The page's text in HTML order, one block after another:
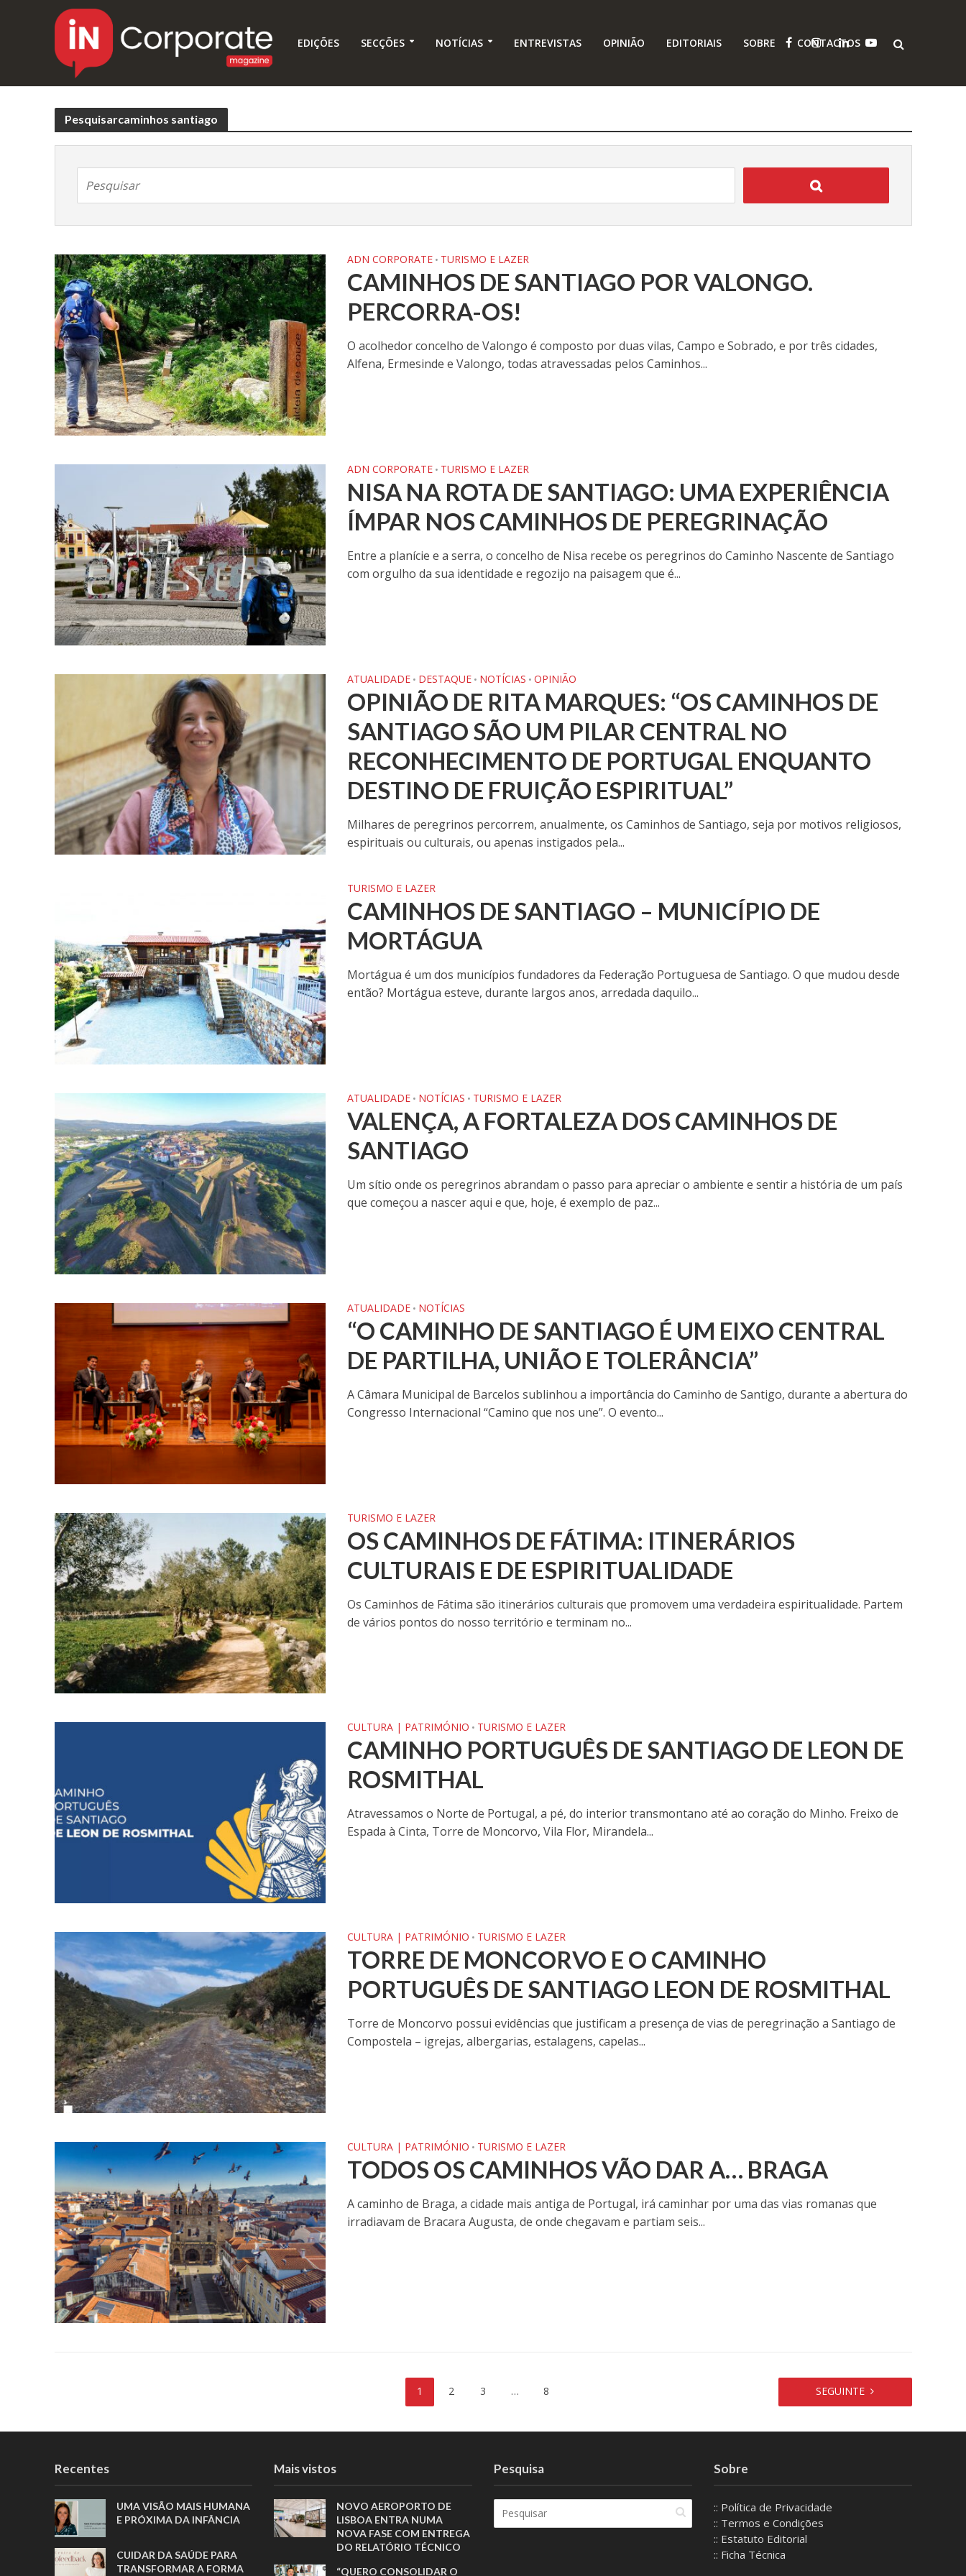
EDIÇÕES SECÇÕES NOTÍCIAS ENTREVISTAS OPINIÃO EDITORIAIS SOBRE CONTACTOS
Pesquisarcaminhos santiago
ADN CORPORATE • TURISMO E LAZER
CAMINHOS DE SANTIAGO POR VALONGO.
PERCORRA-OS!
O acolhedor concelho de Valongo é composto por duas vilas, Campo e Sobrado, e por três cidades,
Alfena, Ermesinde e Valongo, todas atravessadas pelos Caminhos...
ADN CORPORATE • TURISMO E LAZER
NISA NA ROTA DE SANTIAGO: UMA EXPERIÊNCIA
ÍMPAR NOS CAMINHOS DE PEREGRINAÇÃO
Entre a planície e a serra, o concelho de Nisa recebe os peregrinos do Caminho Nascente de Santiago
com orgulho da sua identidade e regozijo na paisagem que é...
ATUALIDADE • DESTAQUE • NOTÍCIAS • OPINIÃO
OPINIÃO DE RITA MARQUES: “OS CAMINHOS DE
SANTIAGO SÃO UM PILAR CENTRAL NO
RECONHECIMENTO DE PORTUGAL ENQUANTO
DESTINO DE FRUIÇÃO ESPIRITUAL”
Milhares de peregrinos percorrem, anualmente, os Caminhos de Santiago, seja por motivos religiosos,
espirituais ou culturais, ou apenas instigados pela...
TURISMO E LAZER
CAMINHOS DE SANTIAGO – MUNICÍPIO DE
MORTÁGUA
Mortágua é um dos municípios fundadores da Federação Portuguesa de Santiago. O que mudou desde
então? Mortágua esteve, durante largos anos, arredada daquilo...
ATUALIDADE • NOTÍCIAS • TURISMO E LAZER
VALENÇA, A FORTALEZA DOS CAMINHOS DE
SANTIAGO
Um sítio onde os peregrinos abrandam o passo para apreciar o ambiente e sentir a história de um país
que começou a nascer aqui e que, hoje, é exemplo de paz...
ATUALIDADE • NOTÍCIAS
“O CAMINHO DE SANTIAGO É UM EIXO CENTRAL
DE PARTILHA, UNIÃO E TOLERÂNCIA”
A Câmara Municipal de Barcelos sublinhou a importância do Caminho de Santigo, durante a abertura do
Congresso Internacional “Camino que nos une”. O evento...
TURISMO E LAZER
OS CAMINHOS DE FÁTIMA: ITINERÁRIOS
CULTURAIS E DE ESPIRITUALIDADE
Os Caminhos de Fátima são itinerários culturais que promovem uma verdadeira espiritualidade. Partem
de vários pontos do nosso território e terminam no...
CULTURA | PATRIMÓNIO • TURISMO E LAZER
CAMINHO PORTUGUÊS DE SANTIAGO DE LEON DE
ROSMITHAL
Atravessamos o Norte de Portugal, a pé, do interior transmontano até ao coração do Minho. Freixo de
Espada à Cinta, Torre de Moncorvo, Vila Flor, Mirandela...
CULTURA | PATRIMÓNIO • TURISMO E LAZER
TORRE DE MONCORVO E O CAMINHO
PORTUGUÊS DE SANTIAGO LEON DE ROSMITHAL
Torre de Moncorvo possui evidências que justificam a presença de vias de peregrinação a Santiago de
Compostela – igrejas, albergarias, estalagens, capelas...
CULTURA | PATRIMÓNIO • TURISMO E LAZER
TODOS OS CAMINHOS VÃO DAR A… BRAGA
A caminho de Braga, a cidade mais antiga de Portugal, irá caminhar por uma das vias romanas que
irradiavam de Bracara Augusta, de onde chegavam e partiam seis...
1 2 3 … 8 SEGUINTE
Recentes
UMA VISÃO MAIS HUMANA
E PRÓXIMA DA INFÂNCIA
CUIDAR DA SAÚDE PARA
TRANSFORMAR A FORMA
Mais vistos
NOVO AEROPORTO DE
LISBOA ENTRA NUMA
NOVA FASE COM ENTREGA
DO RELATÓRIO TÉCNICO
“QUERO CONSOLIDAR O
Pesquisa Sobre
:: Política de Privacidade
:: Termos e Condições
:: Estatuto Editorial
:: Ficha Técnica